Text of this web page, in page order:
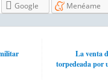
Google Menéame
La venta
torpedeada por